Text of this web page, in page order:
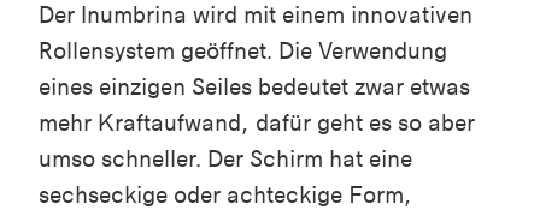
Der Inumbrina wird mit einem innovativen
Rollensystem geöffnet. Die Verwendung
eines einzigen Seiles bedeutet zwar etwas
mehr Kraftaufwand, dafür geht es so aber
umso schneller. Der Schirm hat eine
sechseckige oder achteckige Form,